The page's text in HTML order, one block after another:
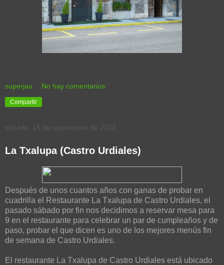
superjau No hay comentarios:
Compartir
sábado, 15 de septiembre de 2012
La Txalupa (Castro Urdiales)
Después de unos cuantos años con ganas de probar en
cuadrilla el Restaurante La Txalupa de Castro Urdiales, el
pasado sábado por fin nos decidimos a reservar mesa para
9 en el restaurante para celebrar un par de cumpleaños y de
paso, probar el que dicen es uno de los mejores menús fin
de semana de Castro Urdiales.
El restaurante La Txalupa de Castro Urdiales está ubicado